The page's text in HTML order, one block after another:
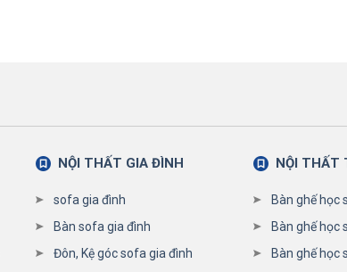
NỘI THẤT GIA ĐÌNH
sofa gia đình
Bàn sofa gia đình
Đôn, Kệ góc sofa gia đình
NỘI THẤT
Bàn ghế học
Bàn ghế học
Bàn ghế học